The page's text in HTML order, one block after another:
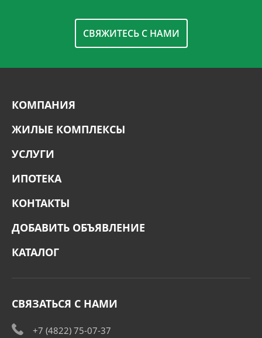
СВЯЖИТЕСЬ С НАМИ
КОМПАНИЯ
ЖИЛЫЕ КОМПЛЕКСЫ
УСЛУГИ
ИПОТЕКА
КОНТАКТЫ
ДОБАВИТЬ ОБЪЯВЛЕНИЕ
КАТАЛОГ
СВЯЗАТЬСЯ С НАМИ
+7 (4822) 75-07-37